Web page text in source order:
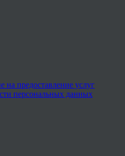
на предоставление услуг
персональных данных